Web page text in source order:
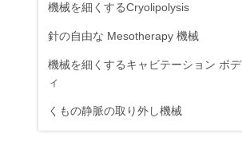
機械を細くするCryolipolysis
針の自由な Mesotherapy 機械
機械を細くするキャビテーション ボデ
ィ
くもの静脈の取り外し機械